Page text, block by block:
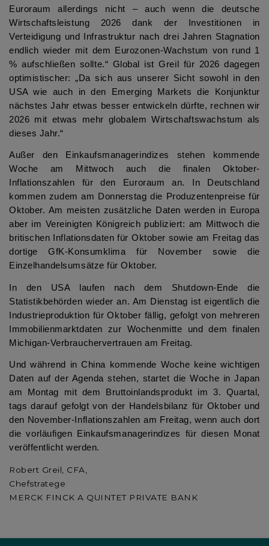
Euroraum allerdings nicht – auch wenn die deutsche
Wirtschaftsleistung 2026 dank der Investitionen in
Verteidigung und Infrastruktur nach drei Jahren Stagnation
endlich wieder mit dem Eurozonen-Wachstum von rund 1
% aufschließen sollte.“ Global ist Greil für 2026 dagegen
optimistischer: „Da sich aus unserer Sicht sowohl in den
USA wie auch in den Emerging Markets die Konjunktur
nächstes Jahr etwas besser entwickeln dürfte, rechnen wir
2026 mit etwas mehr globalem Wirtschaftswachstum als
dieses Jahr.“
Außer den Einkaufsmanagerindizes stehen kommende
Woche am Mittwoch auch die finalen Oktober-
Inflationszahlen für den Euroraum an. In Deutschland
kommen zudem am Donnerstag die Produzentenpreise für
Oktober. Am meisten zusätzliche Daten werden in Europa
aber im Vereinigten Königreich publiziert: am Mittwoch die
britischen Inflationsdaten für Oktober sowie am Freitag das
dortige GfK-Konsumklima für November sowie die
Einzelhandelsumsätze für Oktober.
In den USA laufen nach dem Shutdown-Ende die
Statistikbehörden wieder an. Am Dienstag ist eigentlich die
Industrieproduktion für Oktober fällig, gefolgt von mehreren
Immobilienmarktdaten zur Wochenmitte und dem finalen
Michigan-Verbrauchervertrauen am Freitag.
Und während in China kommende Woche keine wichtigen
Daten auf der Agenda stehen, startet die Woche in Japan
am Montag mit dem Bruttoinlandsprodukt im 3. Quartal,
tags darauf gefolgt von der Handelsbilanz für Oktober und
den November-Inflationszahlen am Freitag, wenn auch dort
die vorläufigen Einkaufsmanagerindizes für diesen Monat
veröffentlicht werden.
Robert Greil, CFA,
Chefstratege
MERCK FINCK A QUINTET PRIVATE BANK